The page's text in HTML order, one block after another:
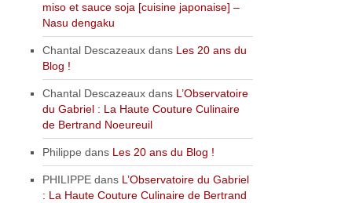
miso et sauce soja [cuisine japonaise] –
Nasu dengaku
Chantal Descazeaux dans Les 20 ans du
Blog !
Chantal Descazeaux dans L’Observatoire
du Gabriel : La Haute Couture Culinaire
de Bertrand Noeureuil
Philippe dans Les 20 ans du Blog !
PHILIPPE dans L’Observatoire du Gabriel
: La Haute Couture Culinaire de Bertrand